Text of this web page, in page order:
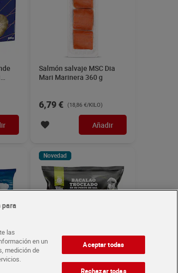
Salmón salvaje MSC Dia
Mari Marinera 360 g
6,79 € (18,86 €/KILO)
Añadir
piel
Novedad
Bacalao troceado MSC Dia
Mari Marinera 360 g
las
en un
medición de
Aceptar todas
Rechazar todas